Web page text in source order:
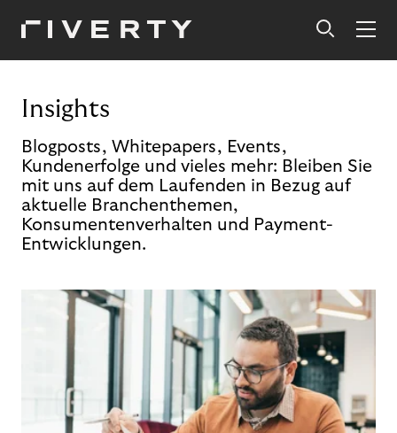
Insights
Blogposts, Whitepapers, Events,
Kundenerfolge und vieles mehr: Bleiben Sie
mit uns auf dem Laufenden in Bezug auf
aktuelle Branchenthemen,
Konsumentenverhalten und Payment-
Entwicklungen.